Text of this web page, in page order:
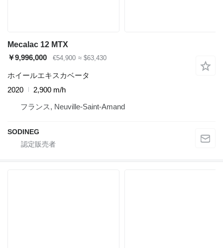
Mecalac 12 MTX
￥9,996,000
€54,900 ≈ $63,430
ホイールエキスカベータ
2020
2,900 m/h
フランス, Neuville-Saint-Amand
SODINEG